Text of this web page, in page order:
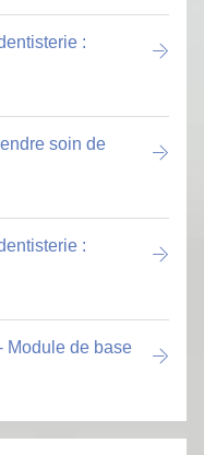
:
soin de
:
Module de base